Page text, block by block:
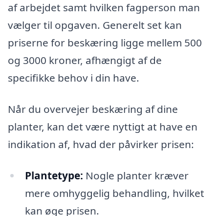
af arbejdet samt hvilken fagperson man
vælger til opgaven. Generelt set kan
priserne for beskæring ligge mellem 500
og 3000 kroner, afhængigt af de
specifikke behov i din have.
Når du overvejer beskæring af dine
planter, kan det være nyttigt at have en
indikation af, hvad der påvirker prisen:
Plantetype: Nogle planter kræver
mere omhyggelig behandling, hvilket
kan øge prisen.